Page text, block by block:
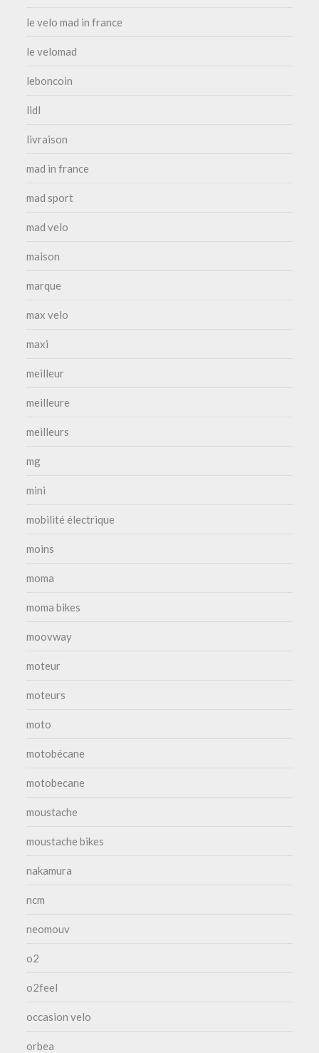
le velo mad in france
le velomad
leboncoin
lidl
livraison
mad in france
mad sport
mad velo
maison
marque
max velo
maxi
meilleur
meilleure
meilleurs
mg
mini
mobilité électrique
moins
moma
moma bikes
moovway
moteur
moteurs
moto
motobécane
motobecane
moustache
moustache bikes
nakamura
ncm
neomouv
o2
o2feel
occasion velo
orbea